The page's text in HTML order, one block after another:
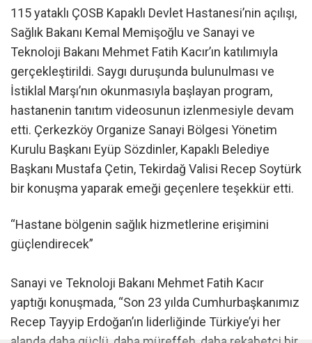
115 yataklı ÇOSB Kapaklı Devlet Hastanesi’nin açılışı,
Sağlık Bakanı Kemal Memişoğlu ve Sanayi ve
Teknoloji Bakanı Mehmet Fatih Kacır’ın katılımıyla
gerçekleştirildi. Saygı duruşunda bulunulması ve
İstiklal Marşı’nın okunmasıyla başlayan program,
hastanenin tanıtım videosunun izlenmesiyle devam
etti. Çerkezköy Organize Sanayi Bölgesi Yönetim
Kurulu Başkanı Eyüp Sözdinler, Kapaklı Belediye
Başkanı Mustafa Çetin, Tekirdağ Valisi Recep Soytürk
bir konuşma yaparak emeği geçenlere teşekkür etti.
“Hastane bölgenin sağlık hizmetlerine erişimini
güçlendirecek”
Sanayi ve Teknoloji Bakanı Mehmet Fatih Kacır
yaptığı konuşmada, “Son 23 yılda Cumhurbaşkanımız
Recep Tayyip Erdoğan’ın liderliğinde Türkiye’yi her